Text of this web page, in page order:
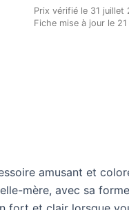
Prix vérifié le 31 juillet
Fiche mise à jour le
amusant et
mère, avec sa